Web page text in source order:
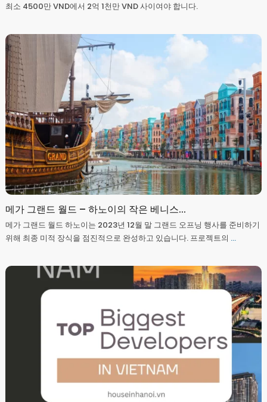
최소 4500만 VND에서 2억 1천만 VND 사이여야 합니다.
메가 그랜드 월드 – 하노이의 작은 베니스...
메가 그랜드 월드 하노이는 2023년 12월 말 그랜드 오프닝 행사를 준비하기
위해 최종 미적 장식을 점진적으로 완성하고 있습니다. 프로젝트의 ...